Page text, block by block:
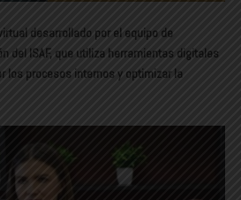
desarrollado por el equipo de
del ISAF, que utiliza herramientas digitales
los procesos internos y optimizar la